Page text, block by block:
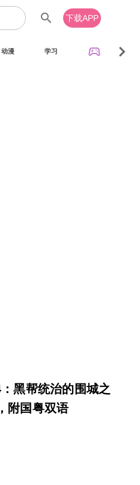
search 下载APP
动漫 学习 sports_esports chevron_right
附国粤双语